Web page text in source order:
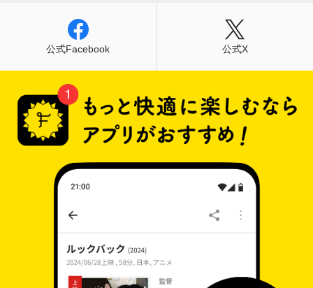
公式Facebook 公式X